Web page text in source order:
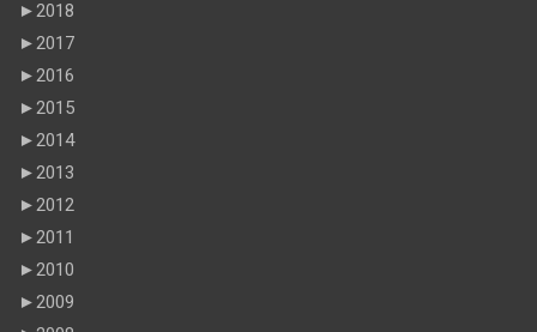
►2018
►2017
►2016
►2015
►2014
►2013
►2012
►2011
►2010
►2009